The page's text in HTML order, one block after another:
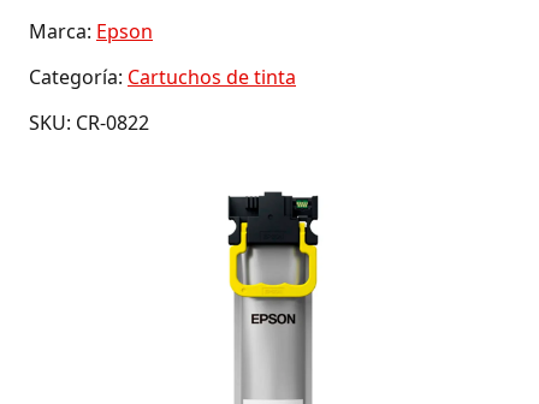
Marca: Epson
Categoría: Cartuchos de tinta
SKU: CR-0822